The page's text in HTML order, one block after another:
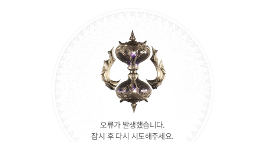
오류가 발생했습니다.
잠시 후 다시 시도해주세요.